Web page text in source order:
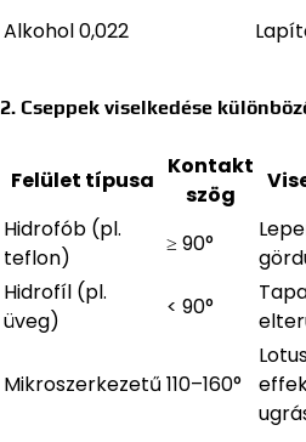
Alkohol0,022
2. Cseppek viselkedése
Felület típusa
Kontakt
szög
Hidrofób (pl.
teflon)
≥ 90°
Hidrofíl (pl.
üveg)
< 90°
Mikroszerkezetű 110–160°